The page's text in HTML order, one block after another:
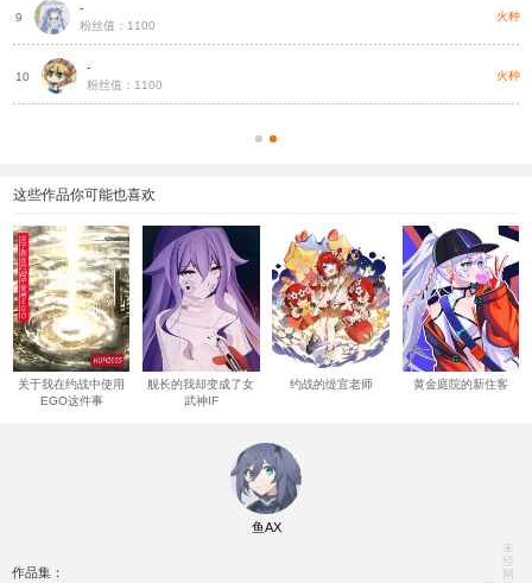
9
-
粉丝值：1100
火种
10
-
粉丝值：1100
火种
这些作品你可能也喜欢
关于我在约战中使用
EGO这件事
舰长的我却变成了女
武神IF
约战的缇宜老师 黄金庭院的新住客
鱼AX
作品集：
未
经
网